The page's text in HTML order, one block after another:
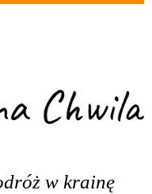
w krainę